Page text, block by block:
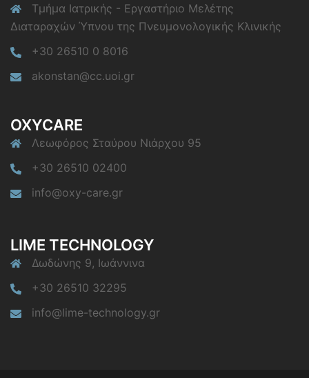
Τμήμα Ιατρικής - Εργαστήριο Μελέτης
Διαταραχών Ύπνου της Πνευμονολογικής Κλινικής
+30 26510 0 8016
akonstan@cc.uoi.gr
OXYCARE
Λεωφόρος Σταύρου Νιάρχου 95
+30 26510 02400
info@oxy-care.gr
LIME TECHNOLOGY
Δωδώνης 9, Ιωάννινα
+30 26510 32295
info@lime-technology.gr